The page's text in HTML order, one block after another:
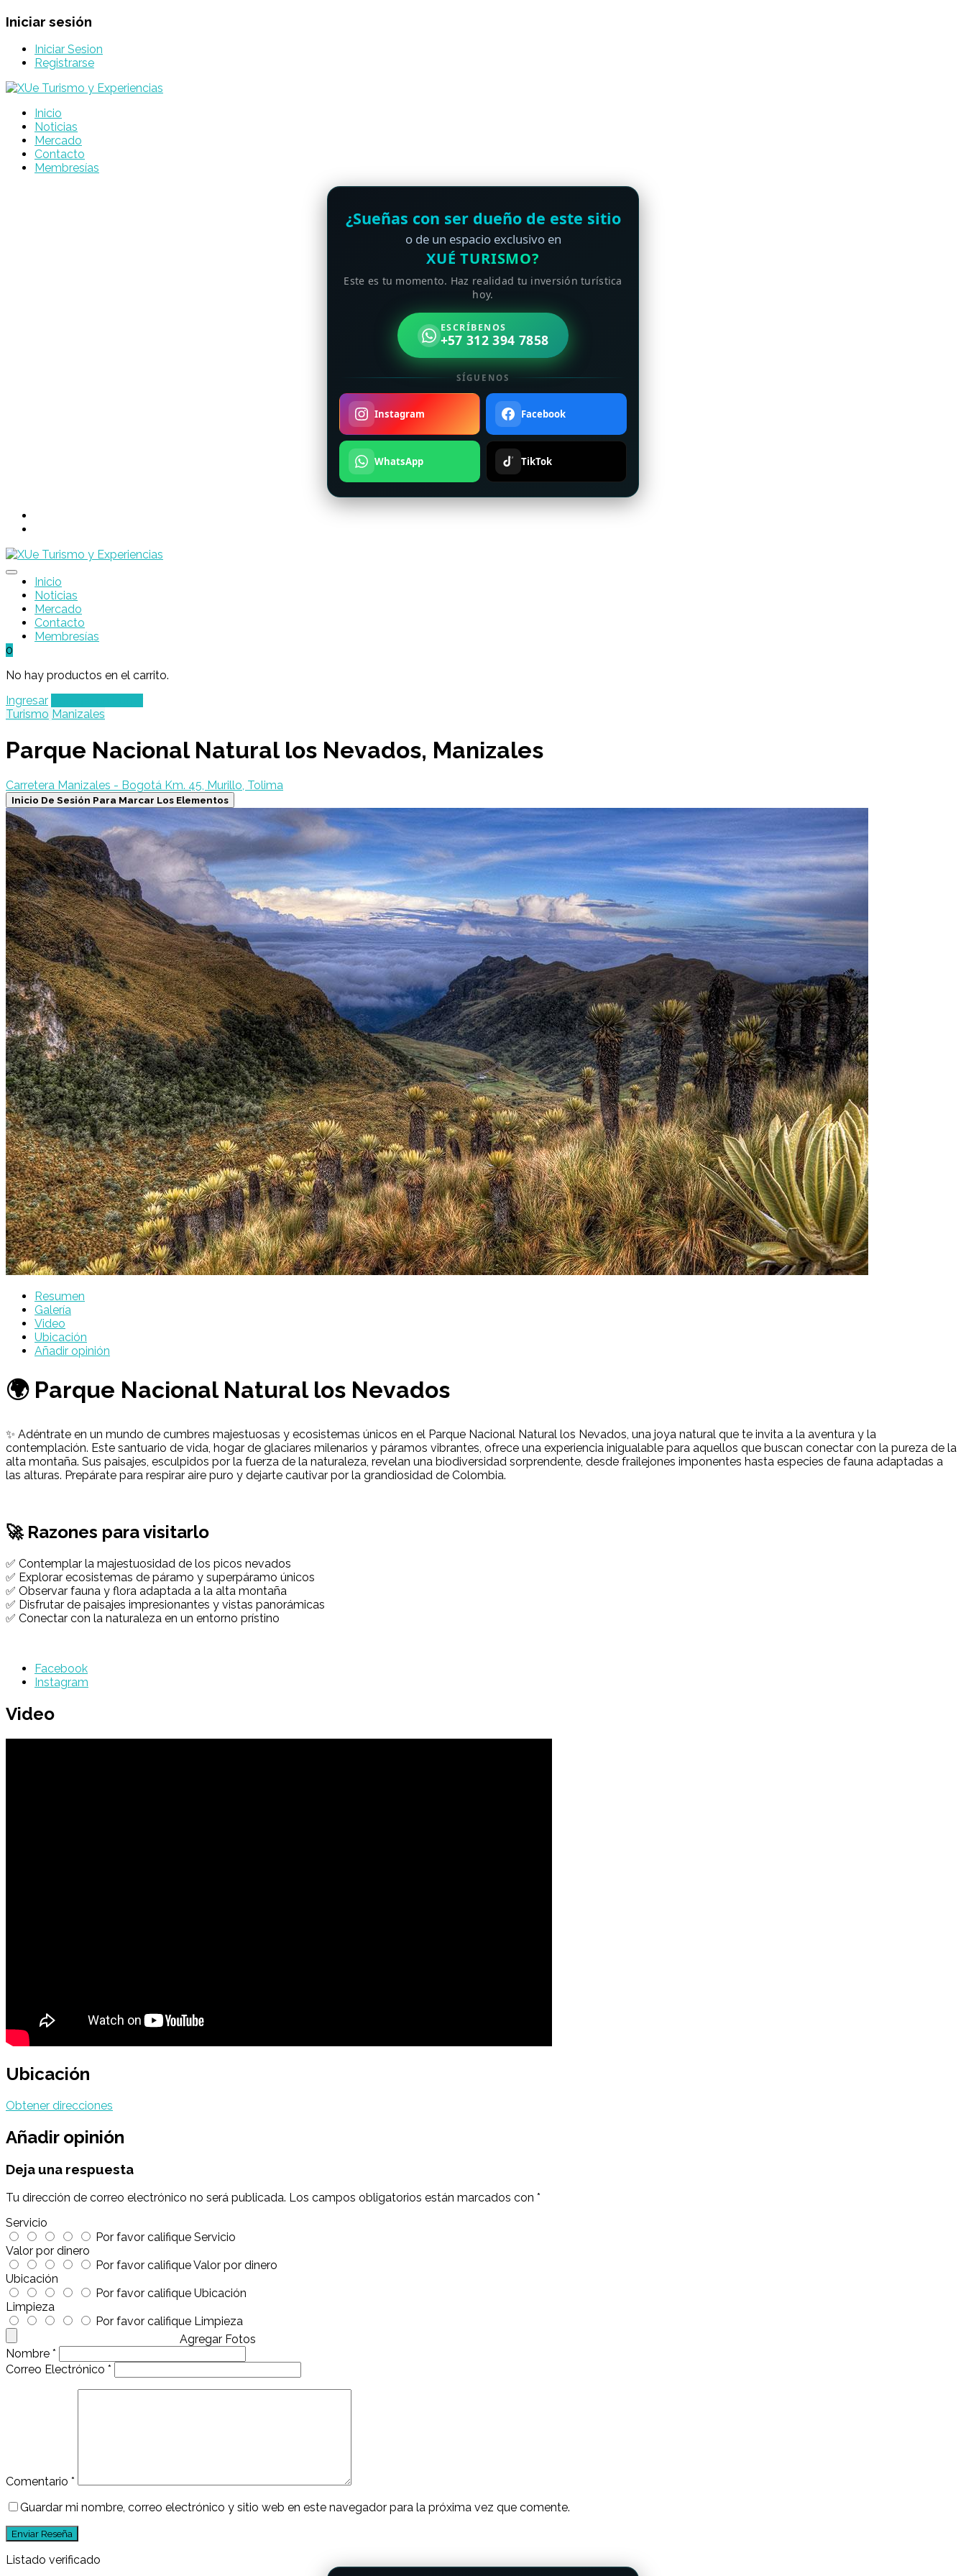
Iniciar sesión
Iniciar Sesion
Registrarse
Inicio
Noticias
Mercado
Contacto
Membresías
¿Sueñas con ser dueño de este sitio
o de un espacio exclusivo en
XUÉ TURISMO?
Este es tu momento. Haz realidad tu inversión turística
hoy.
ESCRÍBENOS
+57 312 394 7858
SÍGUENOS
Instagram Facebook
WhatsApp TikTok
Inicio
Noticias
Mercado
Contacto
Membresías
0
No hay productos en el carrito.
Ingresar
Turismo Manizales
Parque Nacional Natural los Nevados, Manizales
Carretera Manizales - Bogotá Km. 45, Murillo, Tolima
Inicio De Sesión Para Marcar Los Elementos
Resumen
Galería
Video
Ubicación
Añadir opinión
🌍 Parque Nacional Natural los Nevados
✨ Adéntrate en un mundo de cumbres majestuosas y ecosistemas únicos en el Parque Nacional Natural los Nevados, una joya natural que te invita a la aventura y la
contemplación. Este santuario de vida, hogar de glaciares milenarios y páramos vibrantes, ofrece una experiencia inigualable para aquellos que buscan conectar con la pureza de la
alta montaña. Sus paisajes, esculpidos por la fuerza de la naturaleza, revelan una biodiversidad sorprendente, desde frailejones imponentes hasta especies de fauna adaptadas a
las alturas. Prepárate para respirar aire puro y dejarte cautivar por la grandiosidad de Colombia.
🚀 Razones para visitarlo
✅ Contemplar la majestuosidad de los picos nevados
✅ Explorar ecosistemas de páramo y superpáramo únicos
✅ Observar fauna y flora adaptada a la alta montaña
✅ Disfrutar de paisajes impresionantes y vistas panorámicas
✅ Conectar con la naturaleza en un entorno prístino
Facebook
Instagram
Video
Ubicación
Obtener direcciones
Añadir opinión
Deja una respuesta
Tu dirección de correo electrónico no será publicada. Los campos obligatorios están marcados con *
Servicio
Por favor califique Servicio
Valor por dinero
Por favor califique Valor por dinero
Ubicación
Por favor califique Ubicación
Limpieza
Por favor califique Limpieza
Agregar Fotos
Nombre *
Correo Electrónico *
Comentario *
Guardar mi nombre, correo electrónico y sitio web en este navegador para la próxima vez que comente.
Listado verificado